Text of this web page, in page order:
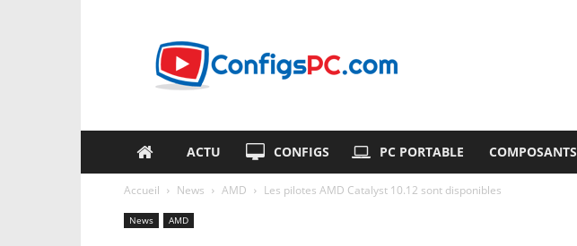
ACTU CONFIGS PC PORTABLE COMPOSANTS
Accueil News AMD Les pilotes AMD Catalyst 10.12 sont disponibles
News AMD